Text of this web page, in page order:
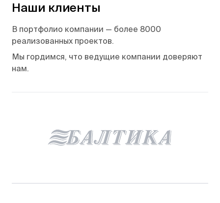
Наши клиенты
В портфолио компании — более 8000
реализованных проектов.
Мы гордимся, что ведущие компании доверяют
нам.